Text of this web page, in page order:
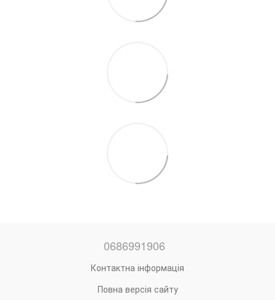
0686991906
Контактна інформація
Повна версія сайту